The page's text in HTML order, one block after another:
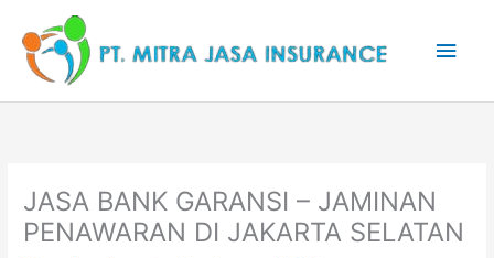
konten
JASA BANK GARANSI – JAMINAN
PENAWARAN DI JAKARTA SELATAN